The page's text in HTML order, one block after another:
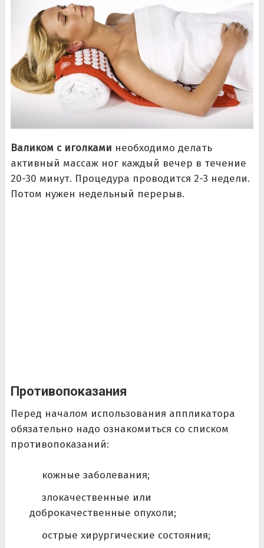
Валиком с иголками необходимо делать
активный массаж ног каждый вечер в течение
20-30 минут. Процедура проводится 2-3 недели.
Потом нужен недельный перерыв.
Противопоказания
Перед началом использования аппликатора
обязательно надо ознакомиться со списком
противопоказаний:
кожные заболевания;
злокачественные или
доброкачественные опухоли;
острые хирургические состояния;